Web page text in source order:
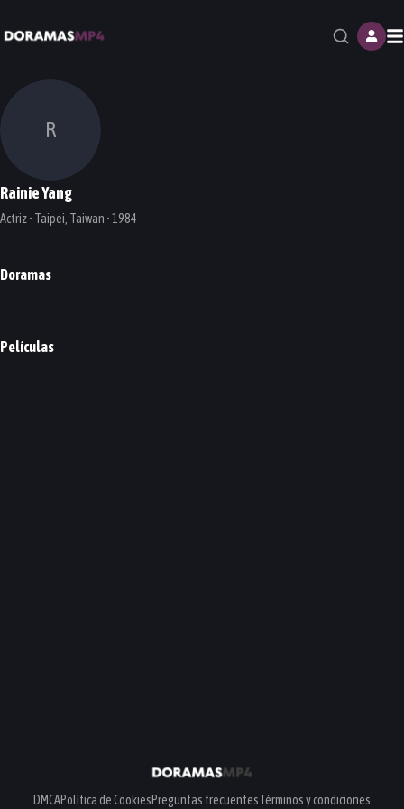
R
Rainie Yang
Actriz • Taipei, Taiwan • 1984
Doramas
Devil Beside You
Películas
The Tag-Along 2
DMCAPolítica de CookiesPreguntas frecuentesTérminos y condiciones